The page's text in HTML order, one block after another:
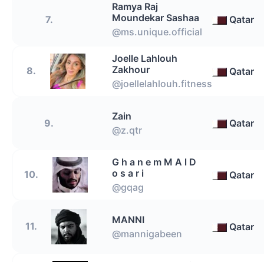
7.
Ramya Raj
Moundekar Sashaa
@ms.unique.official
Qatar
8.
Joelle Lahlouh
Zakhour
@joellelahlouh.fitness
Qatar
9.
Zain
@z.qtr
Qatar
10.
G h a n e m M A l D
o s a r i
@gqag
Qatar
11.
MANNI
@mannigabeen
Qatar